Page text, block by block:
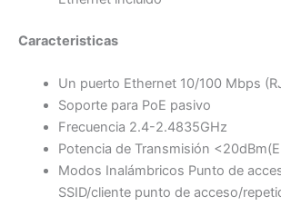
Caracteristicas
Un puerto Ethernet 10/100 Mbps
Soporte para PoE pasivo
Frecuencia 2.4-2.4835GHz
Potencia de Transmisión
Modos Inalámbricos Punto de
SSID/cliente punto de acceso/